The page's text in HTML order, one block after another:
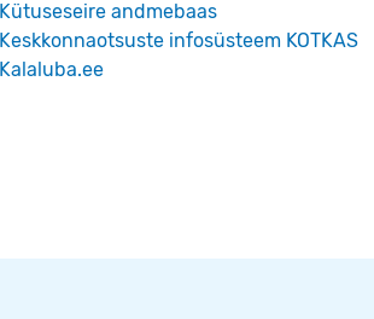
Kütuseseire andmebaas
Keskkonnaotsuste infosüsteem KOTKAS
Kalaluba.ee